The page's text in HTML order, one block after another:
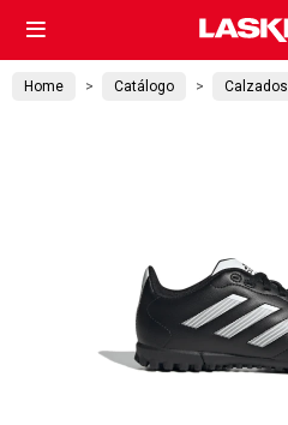

Home Catálogo Calzados